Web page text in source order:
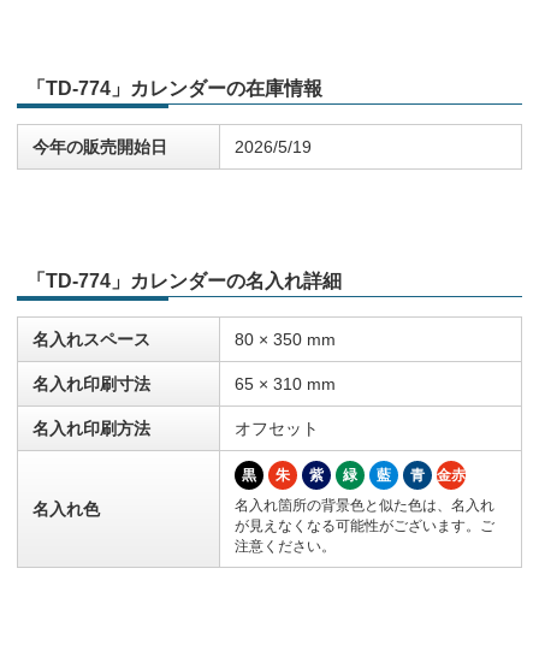
「TD-774」カレンダーの在庫情報
今年の販売開始日 2026/5/19
「TD-774」カレンダーの名入れ詳細
名入れスペース 80 × 350 mm
名入れ印刷寸法 65 × 310 mm
名入れ印刷方法 オフセット
名入れ色
黒 朱 紫 緑 藍 青
金赤
名入れ箇所の背景色と似た色は、名入れ
が見えなくなる可能性がございます。ご
注意ください。